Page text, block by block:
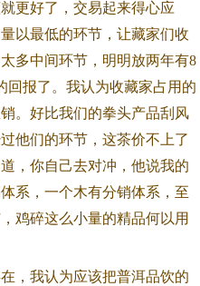
更好了，交易起来得心应
以最低的环节，让藏家们收
多中间环节，明明放两年有8
回报了。我认为收藏家占用的
。好比我们的拳头产品刮风
他们的环节，这茶价不上了
，你自己去对冲，他说我的
系，一个木有分销体系，至
鸡碎这么小量的精品何以用
，我认为应该把普洱品饮的